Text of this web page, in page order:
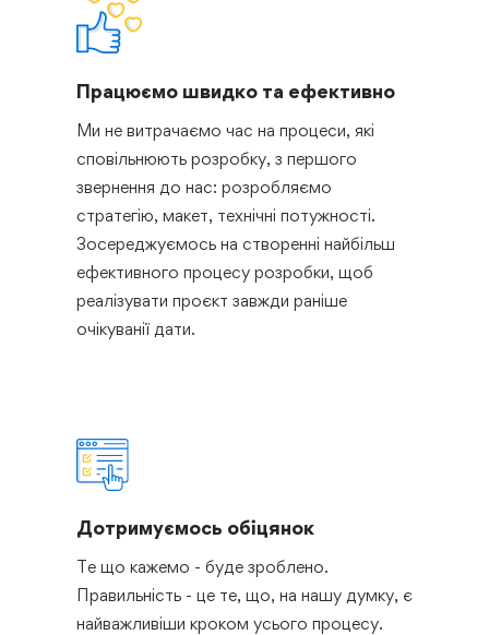
Працюємо швидко та ефективно
Ми не витрачаємо час на процеси, які
сповільнюють розробку, з першого
звернення до нас: розробляємо
стратегію, макет, технічні потужності.
Зосереджуємось на створенні найбільш
ефективного процесу розробки, щоб
реалізувати проєкт завжди раніше
очікуванії дати.
Дотримуємось обіцянок
Те що кажемо - буде зроблено.
Правильність - це те, що, на нашу думку, є
найважливіши кроком усього процесу.